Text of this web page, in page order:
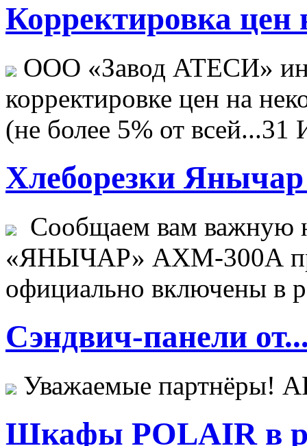
Корректировка цен
ООО «Завод АТЕСИ»
корректировке цен на
(не более 5% от всей...31
Хлеборезки Янычар
Сообщаем вам важную
«ЯНЫЧАР» АХМ-300А
официально включены в
Сэндвич-панели
Уважаемые
Шкафы POLAIR в